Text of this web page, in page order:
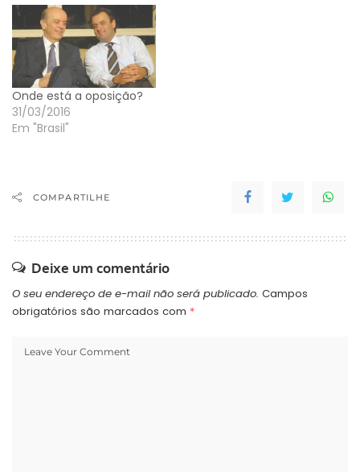
neste início de
campanha oficial, por
outro lado, explicam o
acirramento dos ataques
vindos da oposição
demo-tucana. Afinal,…
Onde está a oposição?
31/03/2016
Em "Brasil"
COMPARTILHE
Deixe um comentário
O seu endereço de e-mail não será publicado. Campos
obrigatórios são marcados com *